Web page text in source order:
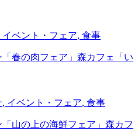
イベント・フェア, 食事
「春の肉フェア」森カフェ「い
, イベント・フェア, 食事
「山の上の海鮮フェア」森カフ